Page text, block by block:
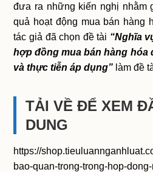
đưa ra những kiến nghị nhằm
quả hoạt động mua bán hàng
tác giả đã chọn đề tài “Nghĩa
hợp đồng mua bán hàng hóa
và thực tiễn áp dụng” làm đề
TẢI VỀ ĐỂ XEM
DUNG
https://
bao-quan-trong-trong-hop-